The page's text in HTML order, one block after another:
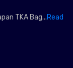
TKA Bag...Read